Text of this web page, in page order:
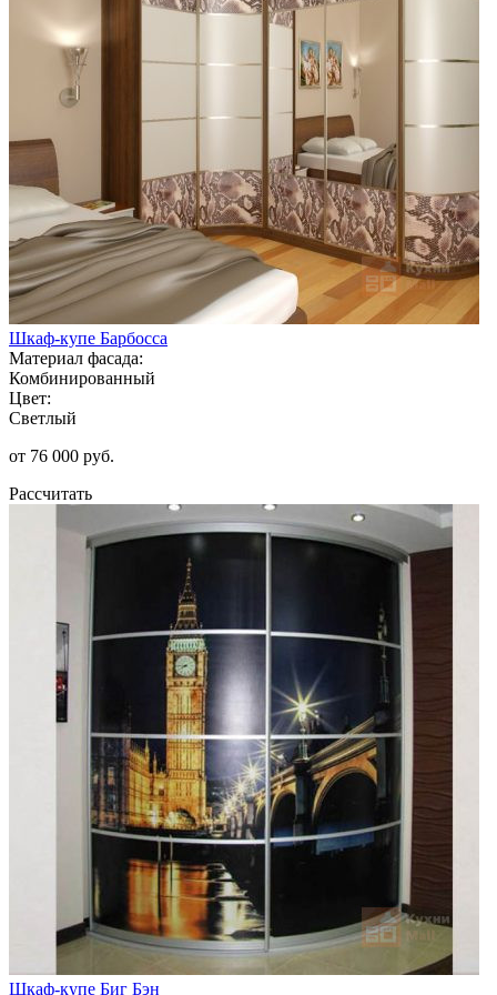
Шкаф-купе Барбосса
Материал фасада:
Комбинированный
Цвет:
Светлый
от 76 000 руб.
Рассчитать
Шкаф-купе Биг Бэн